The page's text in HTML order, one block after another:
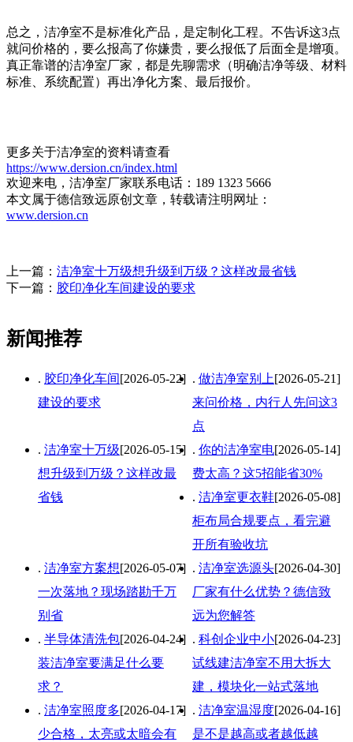
总之，洁净室不是标准化产品，是定制化工程。不告诉这3点
就问价格的，要么报高了你嫌贵，要么报低了后面全是增项。
真正靠谱的洁净室厂家，都是先聊需求（明确洁净等级、材料
标准、系统配置）再出净化方案、最后报价。
更多关于洁净室的资料请查看
https://www.dersion.cn/index.html
欢迎来电，洁净室厂家联系电话：189 1323 5666
本文属于德信致远原创文章，转载请注明网址：
www.dersion.cn
上一篇： 洁净室十万级想升级到万级？这样改最省钱
下一篇： 胶印净化车间建设的要求
新闻推荐
[2026-05-22]
. 胶印净化车间
建设的要求
[2026-05-21]
. 做洁净室别上
来问价格，内行人先问这3
点
[2026-05-15]
. 洁净室十万级
想升级到万级？这样改最
省钱
[2026-05-14]
. 你的洁净室电
费太高？这5招能省30%
[2026-05-08]
. 洁净室更衣鞋
柜布局合规要点，看完避
开所有验收坑
[2026-05-07]
. 洁净室方案想
一次落地？现场踏勘千万
别省
[2026-04-30]
. 洁净室选源头
厂家有什么优势？德信致
远为您解答
[2026-04-24]
. 半导体清洗包
装洁净室要满足什么要
求？
[2026-04-23]
. 科创企业中小
试线建洁净室不用大拆大
建，模块化一站式落地
[2026-04-17]
. 洁净室照度多
少合格，太亮或太暗会有
[2026-04-16]
. 洁净室温湿度
是不是越高或者越低越